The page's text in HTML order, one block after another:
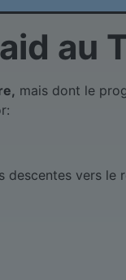
au
mais dont le
vers le